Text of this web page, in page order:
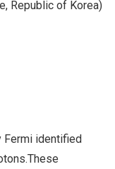
Republic of Korea)
Fermi identified